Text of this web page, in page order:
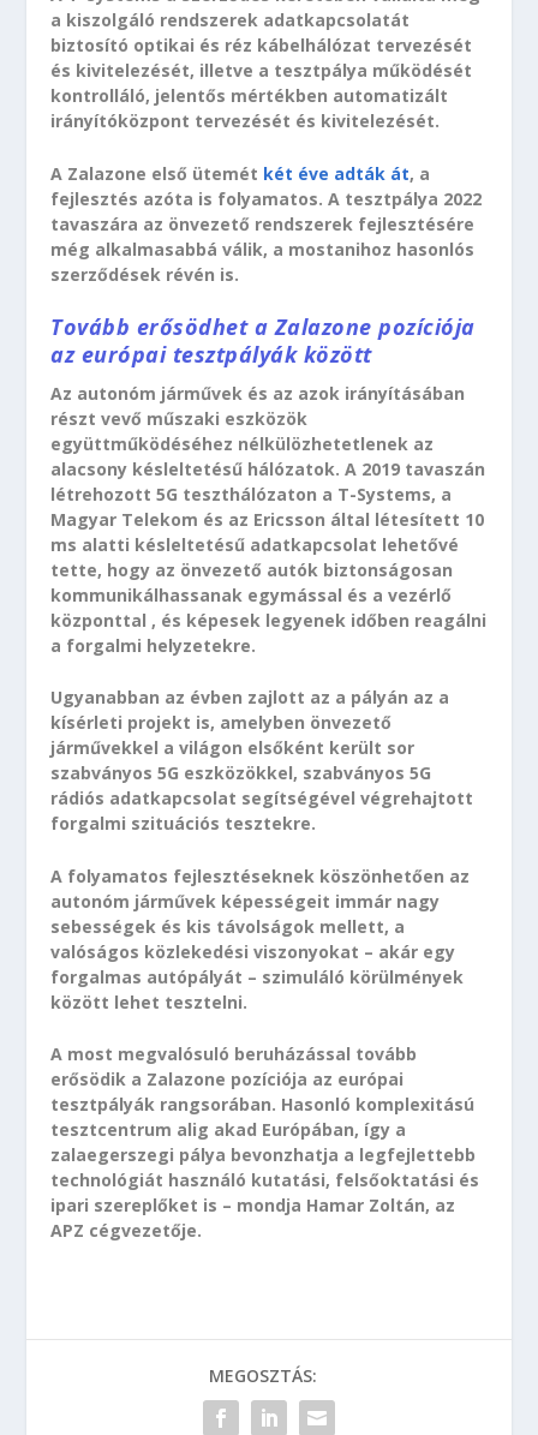
a kiszolgáló rendszerek adatkapcsolatát
biztosító optikai és réz kábelhálózat tervezését
és kivitelezését, illetve a tesztpálya működését
kontrolláló, jelentős mértékben automatizált
irányítóközpont tervezését és kivitelezését.
A Zalazone első ütemét két éve adták át, a
fejlesztés azóta is folyamatos. A tesztpálya 2022
tavaszára az önvezető rendszerek fejlesztésére
még alkalmasabbá válik, a mostanihoz hasonlós
szerződések révén is.
Tovább erősödhet a Zalazone pozíciója
az európai tesztpályák között
Az autonóm járművek és az azok irányításában
részt vevő műszaki eszközök
együttműködéséhez nélkülözhetetlenek az
alacsony késleltetésű hálózatok. A 2019 tavaszán
létrehozott 5G teszthálózaton a T-Systems, a
Magyar Telekom és az Ericsson által létesített 10
ms alatti késleltetésű adatkapcsolat lehetővé
tette, hogy az önvezető autók biztonságosan
kommunikálhassanak egymással és a vezérlő
központtal , és képesek legyenek időben reagálni
a forgalmi helyzetekre.
Ugyanabban az évben zajlott az a pályán az a
kísérleti projekt is, amelyben önvezető
járművekkel a világon elsőként került sor
szabványos 5G eszközökkel, szabványos 5G
rádiós adatkapcsolat segítségével végrehajtott
forgalmi szituációs tesztekre.
A folyamatos fejlesztéseknek köszönhetően az
autonóm járművek képességeit immár nagy
sebességek és kis távolságok mellett, a
valóságos közlekedési viszonyokat – akár egy
forgalmas autópályát – szimuláló körülmények
között lehet tesztelni.
A most megvalósuló beruházással tovább
erősödik a Zalazone pozíciója az európai
tesztpályák rangsorában. Hasonló komplexitású
tesztcentrum alig akad Európában, így a
zalaegerszegi pálya bevonzhatja a legfejlettebb
technológiát használó kutatási, felsőoktatási és
ipari szereplőket is – mondja Hamar Zoltán, az
APZ cégvezetője.
MEGOSZTÁS: